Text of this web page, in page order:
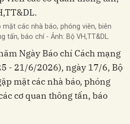
mặt các nhà báo, phóng viên, biên
tấn, báo chí - Ảnh: Bộ VH,TT&DL.
Ngày Báo chí Cách mạng
- 21/6/2026), ngày 17/6, Bộ
mặt các nhà báo, phóng
cơ quan thông tấn, báo